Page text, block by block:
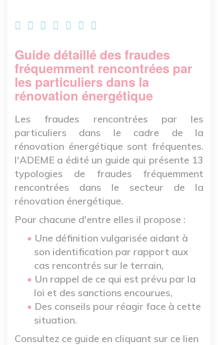
Guide détaillé des fraudes
fréquemment rencontrées par
les particuliers dans la
rénovation énergétique
Les fraudes rencontrées par les
particuliers dans le cadre de la
rénovation énergétique sont fréquentes.
l'ADEME a édité un guide qui présente 13
typologies de fraudes fréquemment
rencontrées dans le secteur de la
rénovation énergétique.
Pour chacune d'entre elles il propose :
Une définition vulgarisée aidant à
son identification par rapport aux
cas rencontrés sur le terrain,
Un rappel de ce qui est prévu par la
loi et des sanctions encourues,
Des conseils pour réagir face à cette
situation.
Consultez ce guide en cliquant sur ce lien